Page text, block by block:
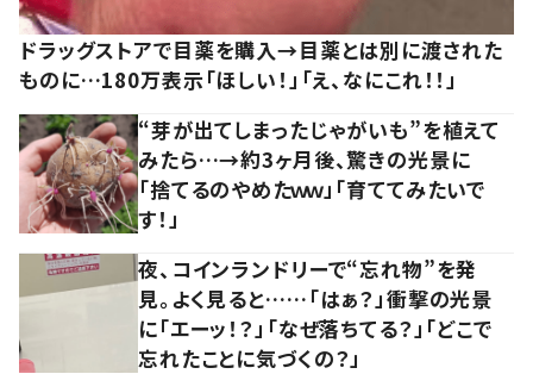
ドラッグストアで目薬を購入→目薬とは別に渡された
ものに…180万表示「ほしい！」「え、なにこれ！！」
“芽が出てしまったじゃがいも”を植えて
みたら…→約3ヶ月後、驚きの光景に
「捨てるのやめたｗｗ」「育ててみたいで
す！」
夜、コインランドリーで“忘れ物”を発
見。よく見ると……「はぁ？」衝撃の光景
に「エーッ！？」「なぜ落ちてる？」「どこで
忘れたことに気づくの？」